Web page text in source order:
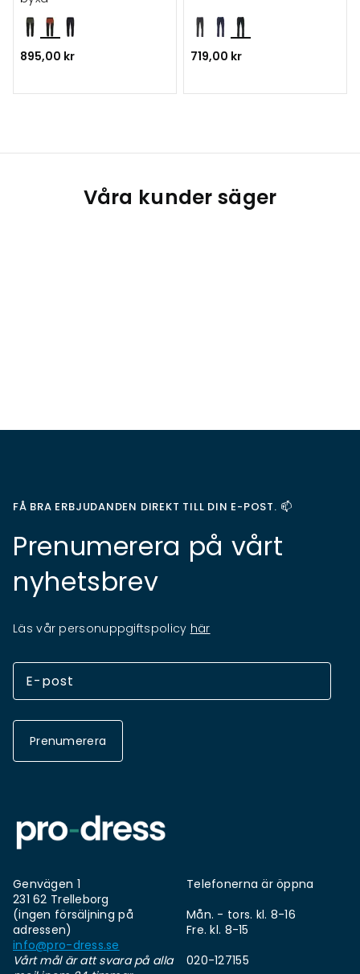
895,00 kr 719,00 kr
Våra kunder säger
FÅ BRA ERBJUDANDEN DIREKT TILL DIN E-POST. 📫
Prenumerera på vårt
nyhetsbrev
Läs vår personuppgiftspolicy här
Prenumerera
Genvägen 1
231 62 Trelleborg
(ingen försäljning på
adressen)
info@pro-dress.se
Vårt mål är att svara på alla
Telefonerna är öppna
Mån. - tors. kl. 8-16
Fre. kl. 8-15
020-127155